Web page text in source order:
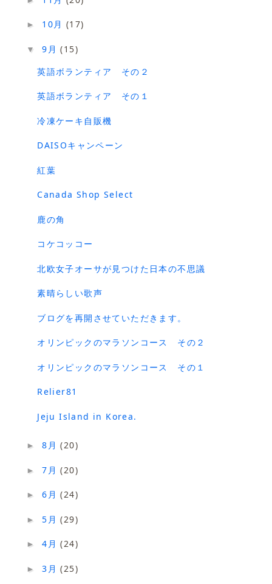
► 10月 (17)
▼9月(15)
英語ボランティア その２
英語ボランティア その１
冷凍ケーキ自販機
DAISOキャンペーン
紅葉
Canada Shop Select
鹿の角
コケコッコー
北欧女子オーサが見つけた日本の不思議
素晴らしい歌声
ブログを再開させていただきます。
オリンピックのマラソンコース その２
オリンピックのマラソンコース その１
Relier81
Jeju Island in Korea.
►8月(20)
►7月(20)
►6月(24)
►5月(29)
►4月(24)
►3月(25)